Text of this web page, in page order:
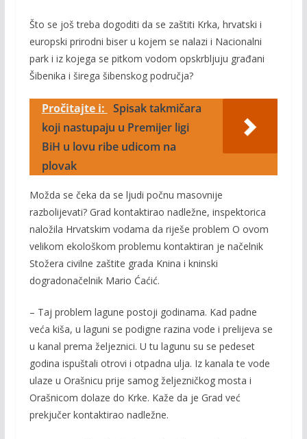
Što se još treba dogoditi da se zaštiti Krka, hrvatski i
europski prirodni biser u kojem se nalazi i Nacionalni
park i iz kojega se pitkom vodom opskrbljuju građani
Šibenika i širega šibenskog područja?
Pročitajte i: Spisak takmičara
koji nastupaju u Premijer ligi
BiH u lovu ribe udicom na
plovak
Možda se čeka da se ljudi počnu masovnije
razbolijevati? Grad kontaktirao nadležne, inspektorica
naložila Hrvatskim vodama da riješe problem O ovom
velikom ekološkom problemu kontaktiran je načelnik
Stožera civilne zaštite grada Knina i kninski
dogradonačelnik Mario Ćaćić.
– Taj problem lagune postoji godinama. Kad padne
veća kiša, u laguni se podigne razina vode i prelijeva se
u kanal prema željeznici. U tu lagunu su se pedeset
godina ispuštali otrovi i otpadna ulja. Iz kanala te vode
ulaze u Orašnicu prije samog željezničkog mosta i
Orašnicom dolaze do Krke. Kaže da je Grad već
prekjučer kontaktirao nadležne.